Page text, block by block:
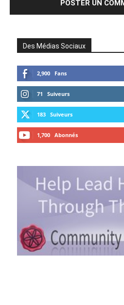
Des Médias Sociaux
2,900 Fans
71 Suiveurs
183 Suiveurs
1,700 Abonnés